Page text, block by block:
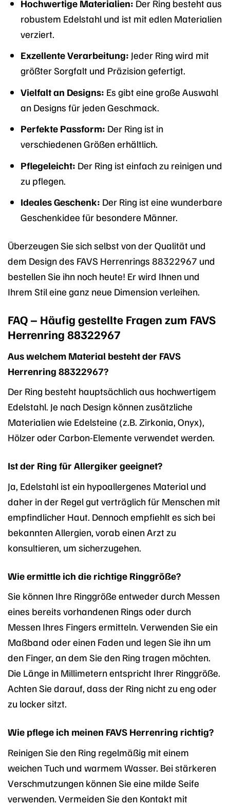
Hochwertige Materialien: Der Ring besteht aus
robustem Edelstahl und ist mit edlen Materialien
verziert.
Exzellente Verarbeitung: Jeder Ring wird mit
größter Sorgfalt und Präzision gefertigt.
Vielfalt an Designs: Es gibt eine große Auswahl
an Designs für jeden Geschmack.
Perfekte Passform: Der Ring ist in
verschiedenen Größen erhältlich.
Pflegeleicht: Der Ring ist einfach zu reinigen und
zu pflegen.
Ideales Geschenk: Der Ring ist eine wunderbare
Geschenkidee für besondere Männer.
Überzeugen Sie sich selbst von der Qualität und
dem Design des FAVS Herrenrings 88322967 und
bestellen Sie ihn noch heute! Er wird Ihnen und
Ihrem Stil eine ganz neue Dimension verleihen.
FAQ – Häufig gestellte Fragen zum FAVS
Herrenring 88322967
Aus welchem Material besteht der FAVS
Herrenring 88322967?
Der Ring besteht hauptsächlich aus hochwertigem
Edelstahl. Je nach Design können zusätzliche
Materialien wie Edelsteine (z.B. Zirkonia, Onyx),
Hölzer oder Carbon-Elemente verwendet werden.
Ist der Ring für Allergiker geeignet?
Ja, Edelstahl ist ein hypoallergenes Material und
daher in der Regel gut verträglich für Menschen mit
empfindlicher Haut. Dennoch empfiehlt es sich bei
bekannten Allergien, vorab einen Arzt zu
konsultieren, um sicherzugehen.
Wie ermittle ich die richtige Ringgröße?
Sie können Ihre Ringgröße entweder durch Messen
eines bereits vorhandenen Rings oder durch
Messen Ihres Fingers ermitteln. Verwenden Sie ein
Maßband oder einen Faden und legen Sie ihn um
den Finger, an dem Sie den Ring tragen möchten.
Die Länge in Millimetern entspricht Ihrer Ringgröße.
Achten Sie darauf, dass der Ring nicht zu eng oder
zu locker sitzt.
Wie pflege ich meinen FAVS Herrenring richtig?
Reinigen Sie den Ring regelmäßig mit einem
weichen Tuch und warmem Wasser. Bei stärkeren
Verschmutzungen können Sie eine milde Seife
verwenden. Vermeiden Sie den Kontakt mit